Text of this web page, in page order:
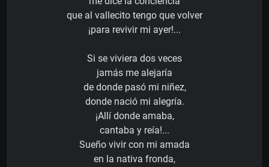
que al vallecito tengo que volver
¡para revivir mi ayer!...
Si se viviera dos veces
jamás me alejaría
de donde pasó mi niñez,
donde nació mi alegría.
¡Allí donde amaba,
cantaba y reía!...
Sueño vivir con mi amada
en la nativa fronda,